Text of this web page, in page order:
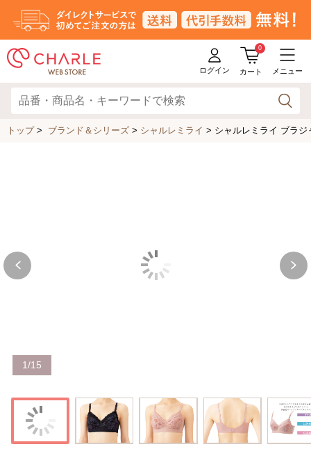
ログイン
0
カート メニュー
トップ> ブランド＆シリーズ > シャルレミライ > シャルレミライ ブラジ
1/15